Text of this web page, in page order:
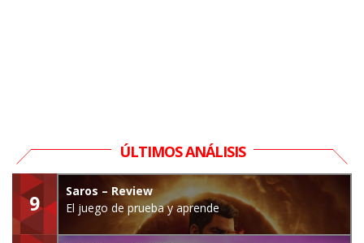
ÚLTIMOS ANÁLISIS
9
Saros – Review
El juego de prueba y aprende